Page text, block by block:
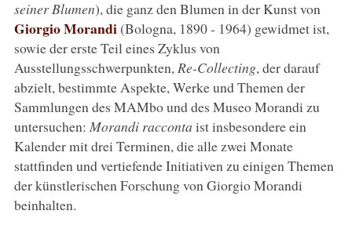
seiner Blumen), die ganz den Blumen in der Kunst von
Giorgio Morandi(Bologna, 1890 - 1964) gewidmet ist,
sowie der erste Teil eines Zyklus von
Ausstellungsschwerpunkten, Re-Collecting, der darauf
abzielt, bestimmte Aspekte, Werke und Themen der
Sammlungen des MAMbo und des Museo Morandi zu
untersuchen: Morandi racconta ist insbesondere ein
Kalender mit drei Terminen, die alle zwei Monate
stattfinden und vertiefende Initiativen zu einigen Themen
der künstlerischen Forschung von Giorgio Morandi
beinhalten.